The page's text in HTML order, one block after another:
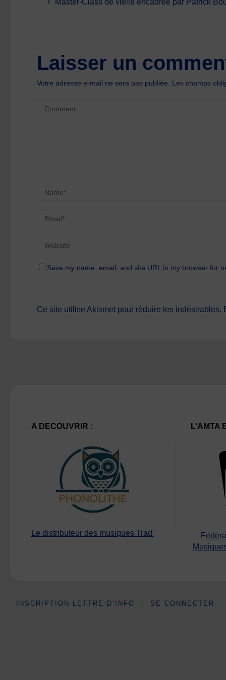
Master-Class de vielle encadrée par Patrick
Laisser un
Votre adresse e-mail ne sera pas publiée. Les champs
Save my name, email, and site URL in my browser for
Ce site utilise Akismet pour réduire les indésirables.
A DECOUVRIR :
Le distributeur des musiques Trad'
L’AMTA
INSCRIPTION LETTRE D’INFO SE CONNECTER